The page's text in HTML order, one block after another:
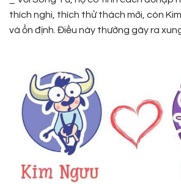
thích nghi, thích thử thách mới, còn
và ổn định. Điều này thường gây ra